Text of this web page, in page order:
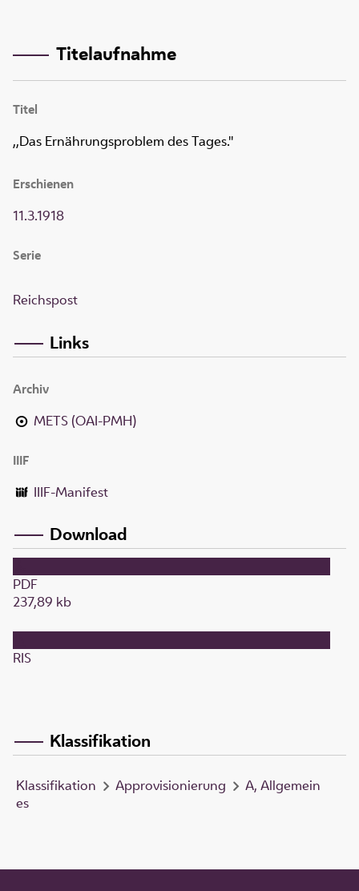
Titelaufnahme
Titel
,,Das Ernährungsproblem des Tages.''
Erschienen
11.3.1918
Serie
Reichspost
Links
Archiv
METS (OAI-PMH)
IIIF
IIIF-Manifest
Download
PDF
237,89 kb
RIS
Klassifikation
Klassifikation Approvisionierung
A, Allgemein
es